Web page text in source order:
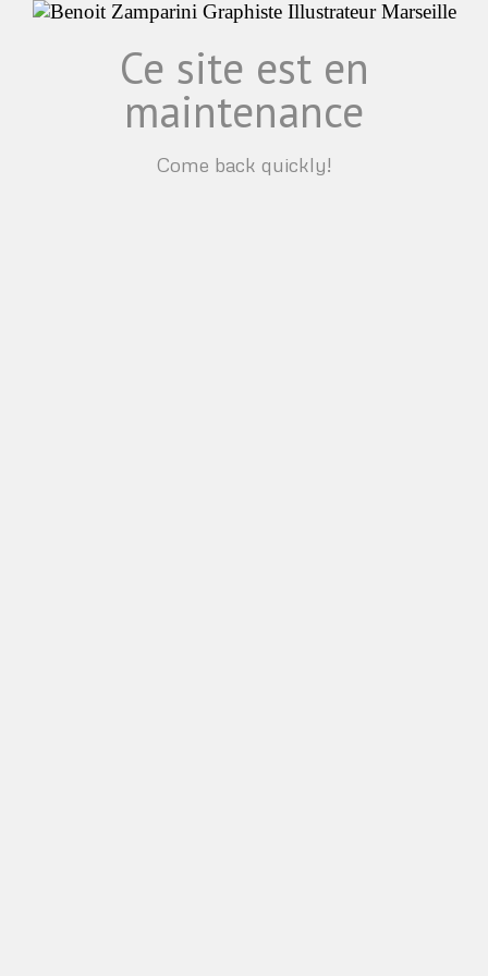
Ce site est en
maintenance
Come back quickly!